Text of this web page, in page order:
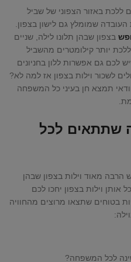
ללכת באזור הצפוני של שביל
שמומלץ גם לישון בצפון.
בצפון שבהן תלונו לילה, שניים
יותר קילומטרים מהשביל
לכם גם אפשרות ללון בחניונים
לשכור וילות בצפון אז למה לא?
תמצא חן בעיני כל המשפחה
שתתאים לכל
מאוד וילות בצפון שבהן
וילות בצפון יחכו לכם
בטוחים שתצאו מרוצים מהחוויה
לכל המשפחה?